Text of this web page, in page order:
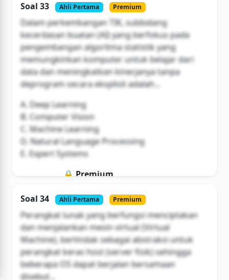
Buka Akses
Soal 33 Ahli Pertama Premium
Dalam perkembangan TIK, subbidang
kecerdasan buatan (AI) yang berfokus pada
pengembangan algoritma statistik yang
memungkinkan komputer untuk belajar dari
data dan meningkatkan kinerjanya tanpa
deprogram secara eksplisit adalah...
A. Deep Learning
B. Computer Vision
C. Machine Learning
D. Natural Language Processing
E. Expert Systems
🔒 Premium
Buka Akses
Soal 34 Ahli Pertama Premium
Perangkat lunak yang berfungsi menciptakan
dan menjalankan mesin virtual (Virtual
Machine), bertindak sebagai abstraksi untuk
perangkat keras host (server fisik) sehingga
beberapa OS dapat berjalan bersamaan
disebut...